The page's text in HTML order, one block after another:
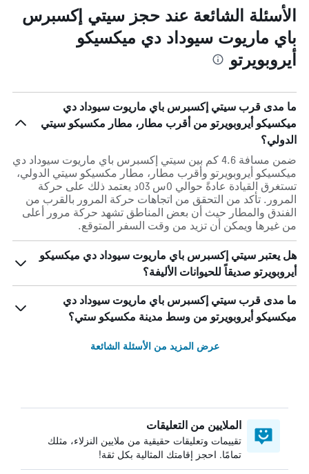
الأسئلة الشائعة عند حجز سيتي إكسبرس
باي ماريوت سيوداد دي ميكسيكو
أيروبويرتو
ما مدى قرب سيتي إكسبرس باي ماريوت سيوداد دي
ميكسيكو أيروبويرتو من أقرب مطار، مطار مكسيكو سيتي
الدولي؟
ضمن مسافة 4.6 كم بين سيتي إكسبرس باي ماريوت سيوداد دي
ميكسيكو أيروبويرتو وأقرب مطار، مطار مكسيكو سيتي الدولي،
تستغرق القيادة عادةً حوالي 0س 03د يعتمد ذلك على حركة
المرور. تأكد من التحقق من اتجاهات حركة المرور بالقرب من
الفندق والمطار حيث أن بعض المناطق تشهد حركة مرور أعلى
من غيرها ويمكن أن تزيد من وقت السفر المتوقع.
هل يعتبر سيتي إكسبرس باي ماريوت سيوداد دي ميكسيكو
أيروبويرتو صديقاً للحيوانات الأليفة؟
ما مدى قرب سيتي إكسبرس باي ماريوت سيوداد دي
ميكسيكو أيروبويرتو من وسط مدينة مكسيكو ستي؟
عرض المزيد من الأسئلة الشائعة
الملايين من التعليقات
تقييمات وتعليقات حقيقية من ملايين النزلاء، مثلك
تمامًا. احجز إقامتك المثالية بكل ثقة!